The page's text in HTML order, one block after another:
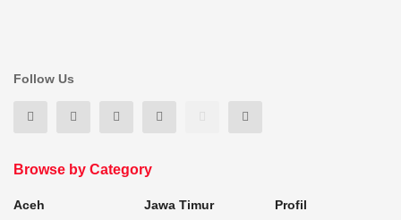
Follow Us
Browse by Category
Aceh
Jawa Timur
Profil